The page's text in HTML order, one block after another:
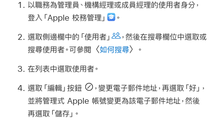
以職務為管理員、機構經理或成員經理的使用者身分，
登入「Apple 校務管理」
。
選取側邊欄中的「使用者」
，然後在搜尋欄位中選取或
搜尋使用者。可參閱〈如何搜尋〉。
在列表中選取使用者。
選取「編輯」按鈕
，變更電子郵件地址，再選取「好」，
並將管理式 Apple 帳號變更為該電子郵件地址，然後
再選取「儲存」。